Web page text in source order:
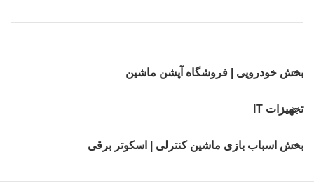
بخش خودرویی | فروشگاه آپشن ماشین
تجهیزات IT
بخش اسباب بازی ماشین کنترلی | اسکوتر برقی